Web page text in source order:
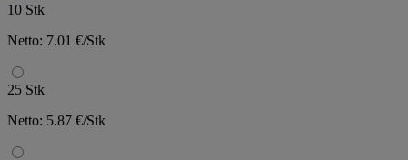
10 Stk
Netto: 7.01 €/Stk
25 Stk
Netto: 5.87 €/Stk